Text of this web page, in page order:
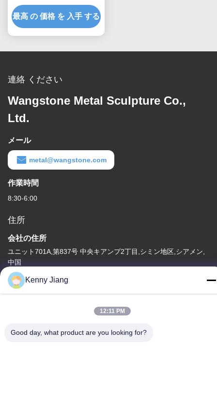
最高 の 価格 を 入手 する
連絡 ください
Wangstone Metal Sculpture Co.,
Ltd.
メール
metal@wangstone.com
作業時間
8:30-6:00
住所
会社の住所
ユニット701A,第837号 中央キアンプ2丁目,シミン地区,シアメン,
中国
工場住所
第72号 ユンジュン道路 武峰村 崇武町 泉州市 福建市
Kenny Jiang
12:11 PM
Good day, what product are you looking for?